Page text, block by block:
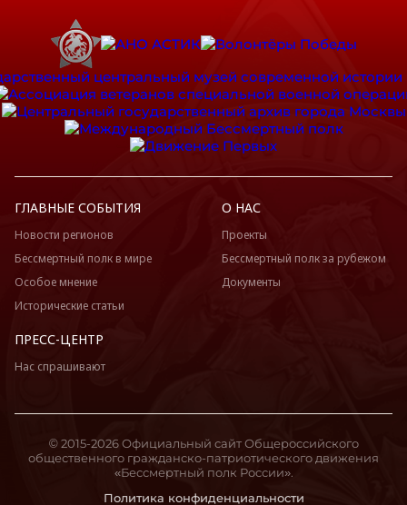
ГЛАВНЫЕ СОБЫТИЯ
Новости регионов
Бессмертный полк в мире
Особое мнение
Исторические статьи
О НАС
Проекты
Бессмертный полк за рубежом
Документы
ПРЕСС-ЦЕНТР
Нас спрашивают
Политика конфиденциальности
© 2015-2026 Официальный сайт Общероссийского
общественного гражданско-патриотического движения
«Бессмертный полк России».